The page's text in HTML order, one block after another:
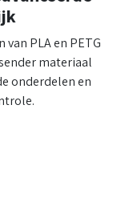
PLA en PETG
materiaal
onderdelen en